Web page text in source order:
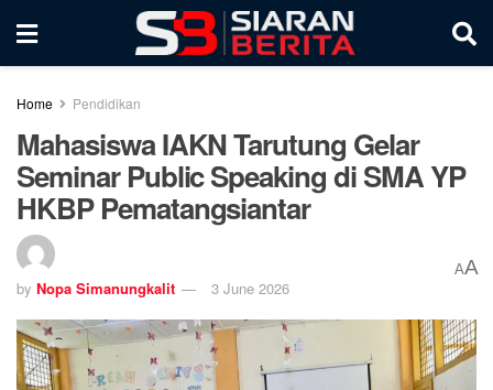
Home Pendidikan
Mahasiswa IAKN Tarutung Gelar
Seminar Public Speaking di SMA YP
HKBP Pematangsiantar
by Nopa Simanungkalit 3 June 2026
AA